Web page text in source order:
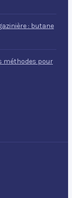
: butane
méthodes pour